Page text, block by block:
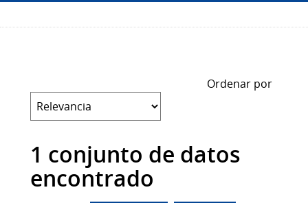
Ordenar por
1 conjunto de datos
encontrado